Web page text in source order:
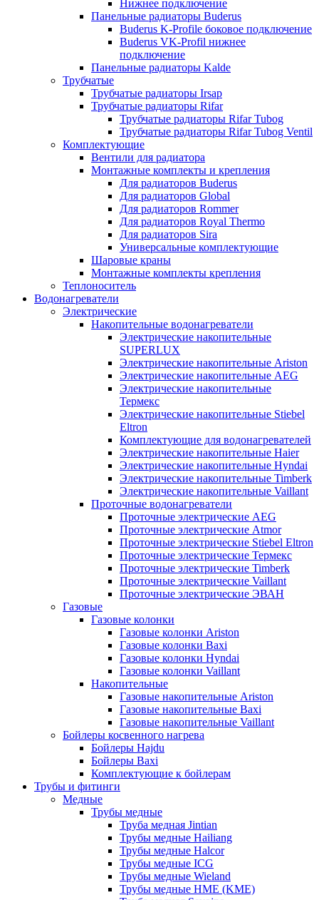
Нижнее подключение
Панельные радиаторы Buderus
Buderus K-Profile боковое подключение
Buderus VK-Profil нижнее
подключение
Панельные радиаторы Kalde
Трубчатые
Трубчатые радиаторы Irsap
Трубчатые радиаторы Rifar
Трубчатые радиаторы Rifar Tubog
Трубчатые радиаторы Rifar Tubog Ventil
Комплектующие
Вентили для радиатора
Монтажные комплекты и крепления
Для радиаторов Buderus
Для радиаторов Global
Для радиаторов Rommer
Для радиаторов Royal Thermo
Для радиаторов Sira
Универсальные комплектующие
Шаровые краны
Монтажные комплекты крепления
Теплоноситель
Водонагреватели
Электрические
Накопительные водонагреватели
Электрические накопительные
SUPERLUX
Электрические накопительные Ariston
Электрические накопительные AEG
Электрические накопительные
Термекс
Электрические накопительные Stiebel
Eltron
Комплектующие для водонагревателей
Электрические накопительные Haier
Электрические накопительные Hyndai
Электрические накопительные Timberk
Электрические накопительные Vaillant
Проточные водонагреватели
Проточные электрические AEG
Проточные электрические Atmor
Проточные электрические Stiebel Eltron
Проточные электрические Термекс
Проточные электрические Timberk
Проточные электрические Vaillant
Проточные электрические ЭВАН
Газовые
Газовые колонки
Газовые колонки Ariston
Газовые колонки Baxi
Газовые колонки Hyndai
Газовые колонки Vaillant
Накопительные
Газовые накопительные Ariston
Газовые накопительные Baxi
Газовые накопительные Vaillant
Бойлеры косвенного нагрева
Бойлеры Hajdu
Бойлеры Baxi
Комплектующие к бойлерам
Трубы и фитинги
Медные
Трубы медные
Труба медная Jintian
Трубы медные Hailiang
Трубы медные Halcor
Трубы медные ICG
Трубы медные Wieland
Трубы медные HME (KME)